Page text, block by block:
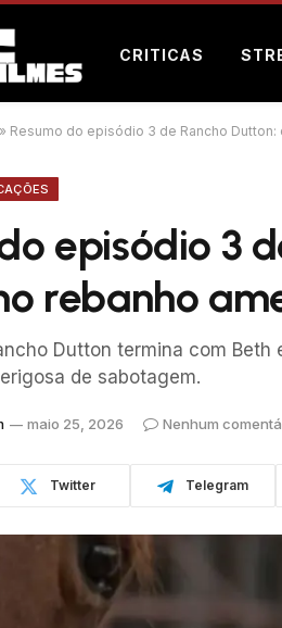
CRITICAS
» Resumo do episódio 3 de Rancho
episódio 3
rebanho
Dutton termina com
de sabotagem.
maio 25, 2026 Nenhum
Twitter Telegram